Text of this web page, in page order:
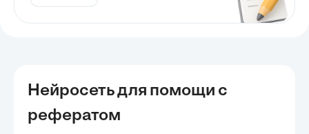
Нейросеть для помощи с
рефератом